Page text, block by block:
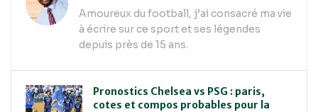
Amoureux du football, j’ai consacré ma vie
à écrire sur ce sport et ses légendes
depuis près de 15 ans.
Pronostics Chelsea vs PSG : paris,
cotes et compos probables pour la